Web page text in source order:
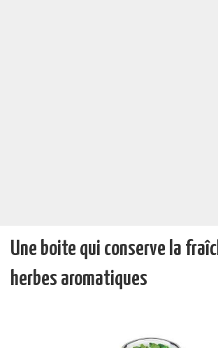
Une boite qui conserve la
herbes aromatiques